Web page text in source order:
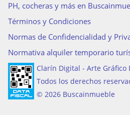
PH, cocheras y más en
Términos y Condiciones
Normas de Confidencialidad y
Normativa alquiler temporario
Clarín Digital - Arte
Todos los derechos
© 2026 Buscainmueble